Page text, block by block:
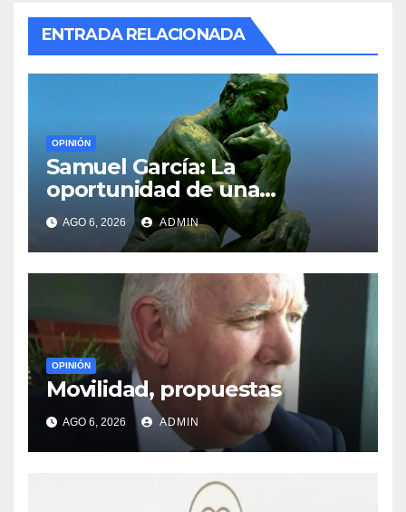
ENTRADA RELACIONADA
OPINIÓN
Samuel García: La
oportunidad de una
generación
AGO 6, 2026 ADMIN
OPINIÓN
Movilidad, propuestas
AGO 6, 2026 ADMIN